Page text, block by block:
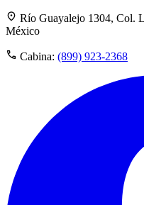
Río Guayalejo 1304, Col.
México
Cabina: (899) 923-2368